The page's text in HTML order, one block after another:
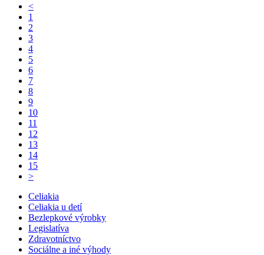
<
1
2
3
4
5
6
7
8
9
10
11
12
13
14
15
>
Celiakia
Celiakia u detí
Bezlepkové výrobky
Legislatíva
Zdravotníctvo
Sociálne a iné výhody